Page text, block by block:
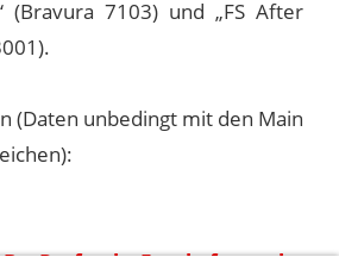
(Bravura 7103) und „FS After
(Daten unbedingt mit den Main
Be Perfectly Frank from the